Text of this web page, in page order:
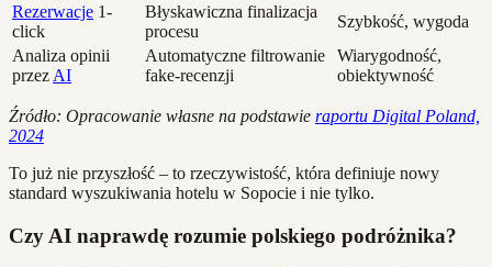
Rezerwacje 1-
click
Błyskawiczna finalizacja
procesu
Szybkość, wygoda
Analiza opinii
przez AI
Automatyczne filtrowanie
fake-recenzji
Wiarygodność,
obiektywność
Źródło: Opracowanie własne na podstawie raportu Digital Poland,
2024
To już nie przyszłość – to rzeczywistość, która definiuje nowy
standard wyszukiwania hotelu w Sopocie i nie tylko.
Czy AI naprawdę rozumie polskiego podróżnika?